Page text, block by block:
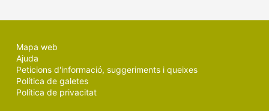
Mapa web
Ajuda
Peticions d'informació, suggeriments i queixes
Política de galetes
Política de privacitat